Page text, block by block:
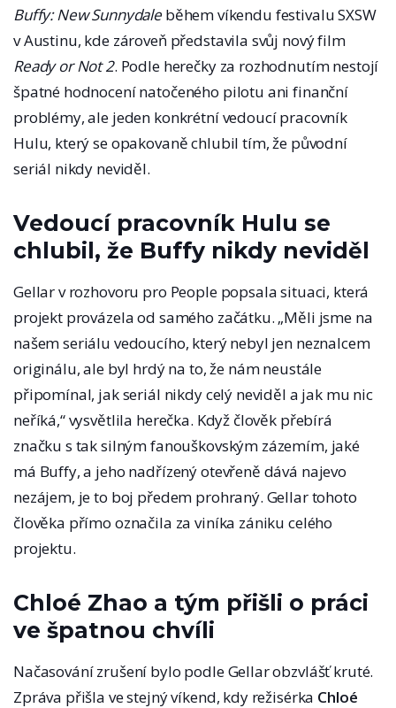
Buffy: New Sunnydale během víkendu festivalu SXSW
v Austinu, kde zároveň představila svůj nový film
Ready or Not 2. Podle herečky za rozhodnutím nestojí
špatné hodnocení natočeného pilotu ani finanční
problémy, ale jeden konkrétní vedoucí pracovník
Hulu, který se opakovaně chlubil tím, že původní
seriál nikdy neviděl.
Vedoucí pracovník Hulu se
chlubil, že Buffy nikdy neviděl
Gellar v rozhovoru pro People popsala situaci, která
projekt provázela od samého začátku. „Měli jsme na
našem seriálu vedoucího, který nebyl jen neznalcem
originálu, ale byl hrdý na to, že nám neustále
připomínal, jak seriál nikdy celý neviděl a jak mu nic
neříká,“ vysvětlila herečka. Když člověk přebírá
značku s tak silným fanouškovským zázemím, jaké
má Buffy, a jeho nadřízený otevřeně dává najevo
nezájem, je to boj předem prohraný. Gellar tohoto
člověka přímo označila za viníka zániku celého
projektu.
Chloé Zhao a tým přišli o práci
ve špatnou chvíli
Načasování zrušení bylo podle Gellar obzvlášť kruté.
Zpráva přišla ve stejný víkend, kdy režisérka Chloé